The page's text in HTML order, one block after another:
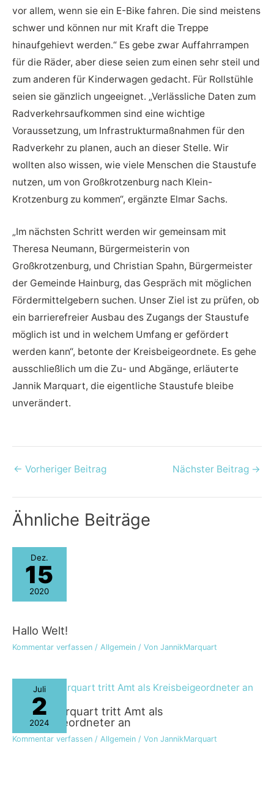
vor allem, wenn sie ein E-Bike fahren. Die sind meistens
schwer und können nur mit Kraft die Treppe
hinaufgehievt werden.“ Es gebe zwar Auffahrrampen
für die Räder, aber diese seien zum einen sehr steil und
zum anderen für Kinderwagen gedacht. Für Rollstühle
seien sie gänzlich ungeeignet. „Verlässliche Daten zum
Radverkehrsaufkommen sind eine wichtige
Voraussetzung, um Infrastrukturmaßnahmen für den
Radverkehr zu planen, auch an dieser Stelle. Wir
wollten also wissen, wie viele Menschen die Staustufe
nutzen, um von Großkrotzenburg nach Klein-
Krotzenburg zu kommen“, ergänzte Elmar Sachs.
„Im nächsten Schritt werden wir gemeinsam mit
Theresa Neumann, Bürgermeisterin von
Großkrotzenburg, und Christian Spahn, Bürgermeister
der Gemeinde Hainburg, das Gespräch mit möglichen
Fördermittelgebern suchen. Unser Ziel ist zu prüfen, ob
ein barrierefreier Ausbau des Zugangs der Staustufe
möglich ist und in welchem Umfang er gefördert
werden kann“, betonte der Kreisbeigeordnete. Es gehe
ausschließlich um die Zu- und Abgänge, erläuterte
Jannik Marquart, die eigentliche Staustufe bleibe
unverändert.
← Vorheriger Beitrag Nächster Beitrag →
Ähnliche Beiträge
Dez.
15
2020
Hallo Welt!
Kommentar verfassen / Allgemein / Von JannikMarquart
Juli
2
2024
Jannik Marquart tritt Amt als
Kreisbeigeordneter an
Kommentar verfassen / Allgemein / Von JannikMarquart